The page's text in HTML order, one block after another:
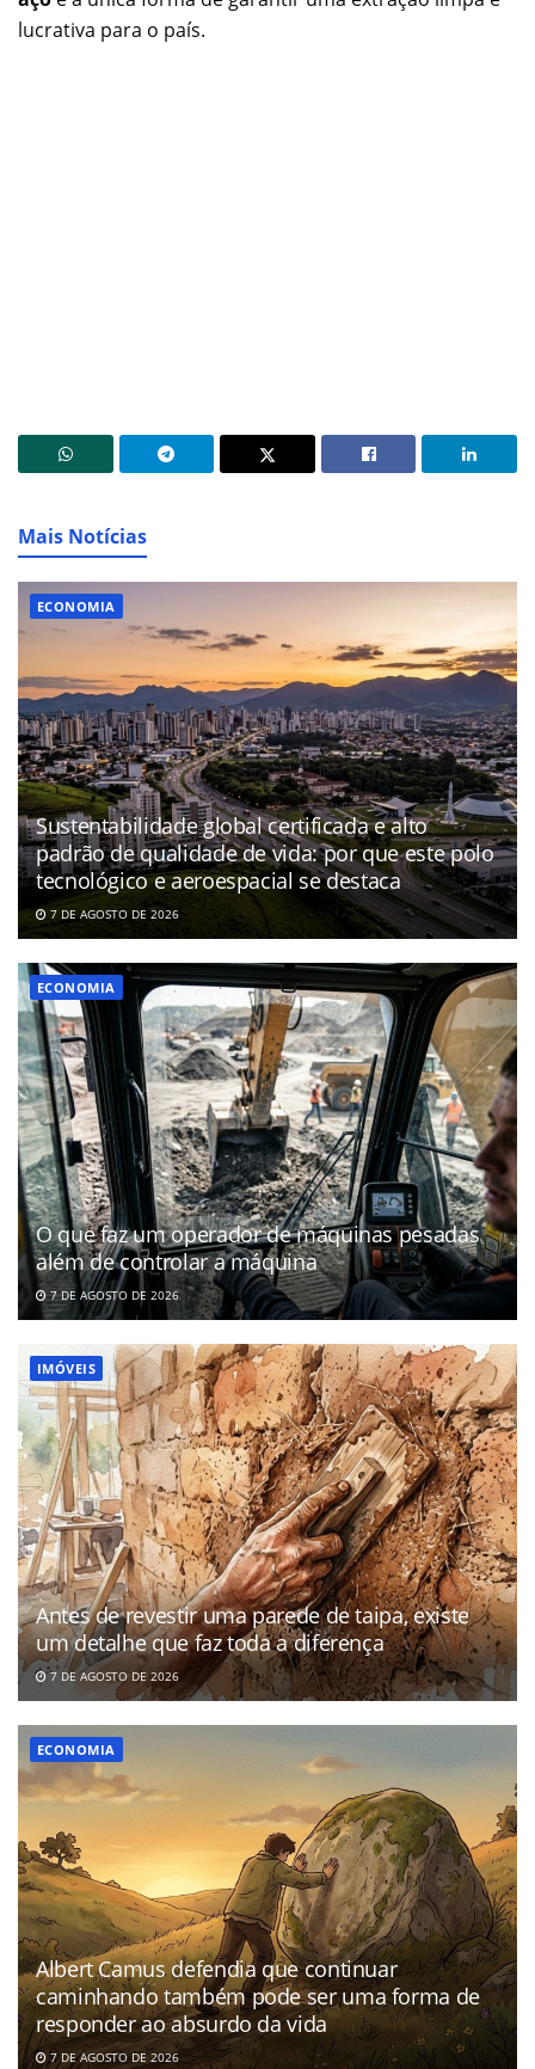
lucrativa para o país.
Mais Notícias
ECONOMIA
Sustentabilidade global certificada e alto
padrão de qualidade de vida: por que este polo
tecnológico e aeroespacial se destaca
7 DE AGOSTO DE 2026
ECONOMIA
O que faz um operador de máquinas pesadas
além de controlar a máquina
7 DE AGOSTO DE 2026
IMÓVEIS
Antes de revestir uma parede de taipa, existe
um detalhe que faz toda a diferença
7 DE AGOSTO DE 2026
ECONOMIA
Albert Camus defendia que continuar
caminhando também pode ser uma forma de
responder ao absurdo da vida
7 DE AGOSTO DE 2026